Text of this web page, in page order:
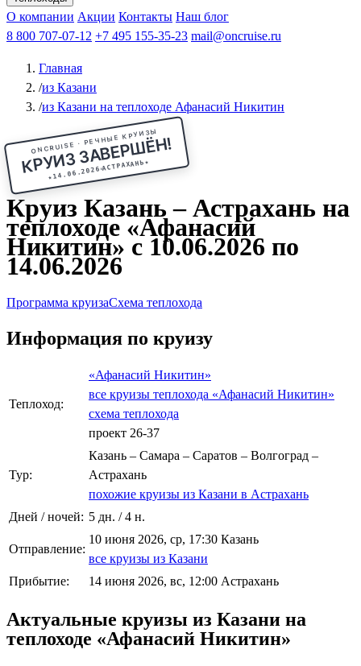
Чебоксарыиз Волгоградаиз Саратова Все города
КазаньВ Нижний НовгородВ ПермьВ Ростов-на-Дону
РыбинскНа СоловкиНа ВалаамПо ОкеПо Енисею
Афанасий Никитин Октябрьская революция
ФединАлександр СвешниковИван
МироновА.С.Попов
О компании Акции Контакты Наш блог
8 800 707-07-12 +7 495 155-35-23 mail@oncruise.ru
Главная
/из Казани
/из Казани на теплоходе Афанасий Никитин
ONCRUISE · РЕЧНЫЕ КРУИЗЫ
КРУИЗ ЗАВЕРШЁН!
★14.06.2026
АСТРАХАНЬ★
Круиз Казань – Астрахань на
теплоходе «Афанасий
Никитин» с 10.06.2026 по
14.06.2026
Программа круизаСхема теплохода
Информация по круизу
Теплоход:
«Афанасий Никитин»
все круизы теплохода «Афанасий Никитин»
схема теплохода
проект 26-37
Тур:
Казань – Самара – Саратов – Волгоград –
Астрахань
похожие круизы из Казани в Астрахань
Дней / ночей: 5 дн. / 4 н.
Отправление:
10 июня 2026, ср, 17:30 Казань
все круизы из Казани
Прибытие:
14 июня 2026, вс, 12:00 Астрахань
Актуальные круизы из Казани на
теплоходе «Афанасий Никитин»